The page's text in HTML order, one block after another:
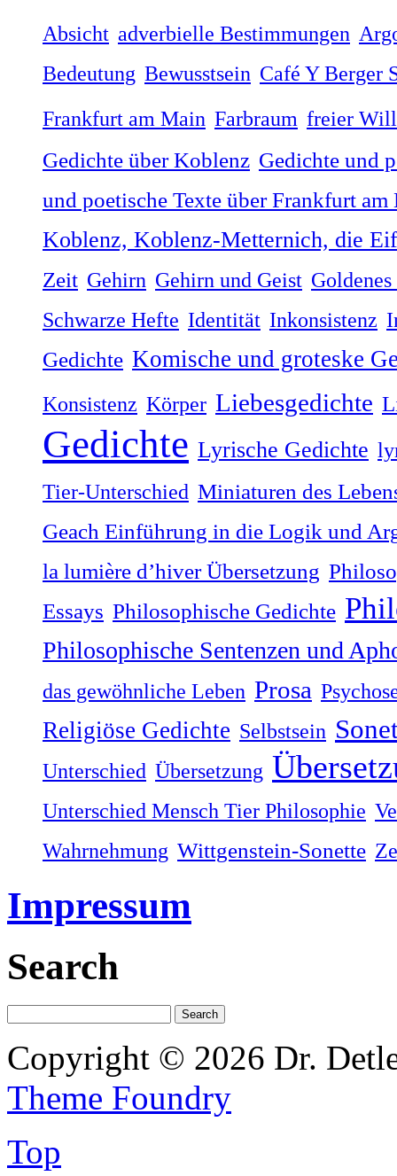
Absicht adverbielle Bestimmungen
Bedeutung Bewusstsein Café Y Berger
Frankfurt am Main Farbraum freier
Gedichte über Koblenz Gedichte und
und poetische Texte über Frankfurt am
Koblenz, Koblenz-Metternich, die
Zeit Gehirn Gehirn und Geist
Schwarze Hefte Identität Inkonsistenz
Gedichte Komische und groteske
Konsistenz Körper Liebesgedichte
Gedichte Lyrische Gedichte
Tier-Unterschied Miniaturen des
Geach Einführung in die Logik und
la lumière dʼhiver Übersetzung
Essays Philosophische Gedichte
Philosophische Sentenzen und
das gewöhnliche Leben Prosa
Religiöse Gedichte Selbstsein
Unterschied Übersetzung
Unterschied Mensch Tier Philosophie
Wahrnehmung Wittgenstein-Sonette
Impressum
Search
Copyright © 2026 Dr.
Theme Foundry
Top